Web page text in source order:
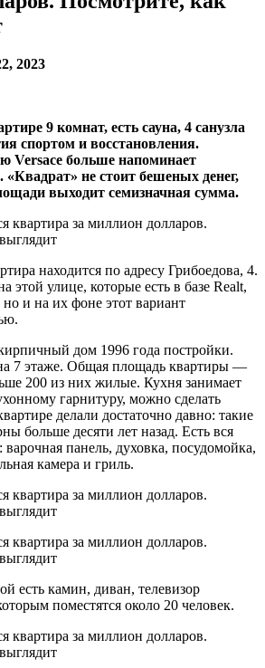
2023
9 комнат, есть сауна, 4 санузла
спортом и восстановления.
Versace больше напоминает
«Квадрат» не стоит бешеных денег,
выходит семизначная сумма.
находится по адресу Грибоедова, 4.
этой улице, которые есть в базе Realt,
и на их фоне этот вариант
дом 1996 года постройки.
7 этаже. Общая площадь квартиры —
200 из них жилые. Кухня занимает
гарнитуру, можно сделать
делали достаточно давно: такие
больше десяти лет назад. Есть вся
варочная панель, духовка, посудомойка,
камера и гриль.
есть камин, диван, телевизор
поместятся около 20 человек.